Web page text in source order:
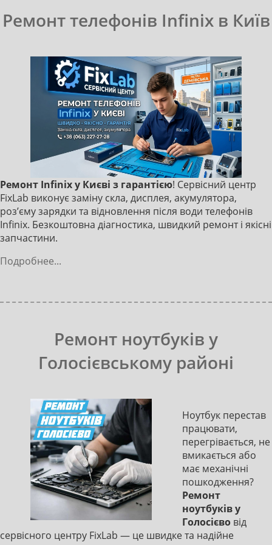
Ремонт телефонів Infinix в Київ
Ремонт Infinix у Києві з гарантією! Сервісний центр
FixLab виконує заміну скла, дисплея, акумулятора,
роз’єму зарядки та відновлення після води телефонів
Infinix. Безкоштовна діагностика, швидкий ремонт і якісні
запчастини.
Подробнее...
Ремонт ноутбуків у
Голосієвcькому районі
Ноутбук перестав
працювати,
перегрівається, не
вмикається або
має механічні
пошкодження?
Ремонт
ноутбуків у
Голосієво від
сервісного центру FixLab — це швидке та надійне